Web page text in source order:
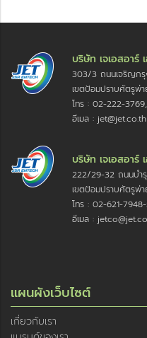
บริษัท เจเอสอาร์
303/3 ถนนเจริญก
เขตป้อมปราบศัตรูพ่
โทร : 02-222-
อีเมล : jet@jet.co.th
บริษัท เจเอสอาร์
222/29-32 ถนนบำ
เขตป้อมปราบศัตรูพ่
โทร : 02-621-
อีเมล :
แผนผังเว็บไซต์
เกี่ยวกับเรา